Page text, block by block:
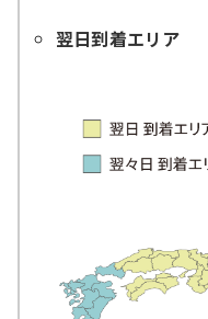
翌日到着エリア